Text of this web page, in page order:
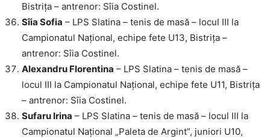
Bistrița – antrenor: Sîia Costinel.
Sîia Sofia – LPS Slatina – tenis de masă – locul III la
Campionatul Național, echipe fete U13, Bistrița –
antrenor: Sîia Costinel.
Alexandru Florentina – LPS Slatina – tenis de masă –
locul III la Campionatul Național, echipe fete U11, Bistrița
– antrenor: Sîia Costinel.
Sufaru Irina – LPS Slatina – tenis de masă – locul III la
Campionatul Național „Paleta de Argint”, juniori U10,